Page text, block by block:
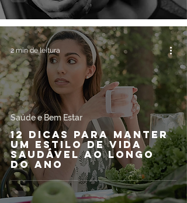
12 dicas para manter
um estilo de vida
saudável ao longo
do ano
Saúde e Bem Estar
2 min de leitura